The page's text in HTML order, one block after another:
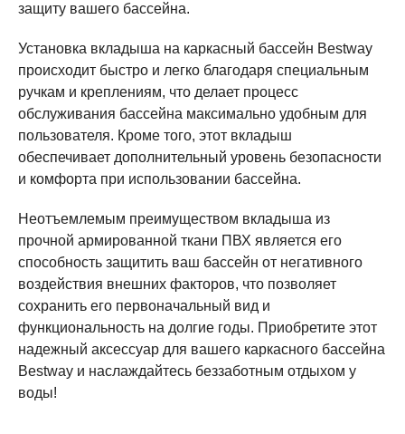
защиту вашего бассейна.
Установка вкладыша на каркасный бассейн Bestway
происходит быстро и легко благодаря специальным
ручкам и креплениям, что делает процесс
обслуживания бассейна максимально удобным для
пользователя. Кроме того, этот вкладыш
обеспечивает дополнительный уровень безопасности
и комфорта при использовании бассейна.
Неотъемлемым преимуществом вкладыша из
прочной армированной ткани ПВХ является его
способность защитить ваш бассейн от негативного
воздействия внешних факторов, что позволяет
сохранить его первоначальный вид и
функциональность на долгие годы. Приобретите этот
надежный аксессуар для вашего каркасного бассейна
Bestway и наслаждайтесь беззаботным отдыхом у
воды!